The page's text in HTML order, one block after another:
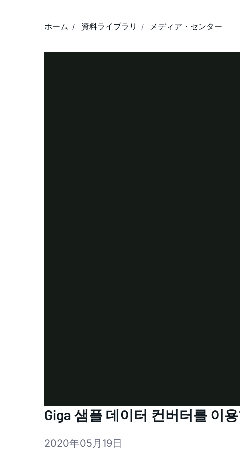
ホーム 資料ライブラリ メディア・センター
Giga 샘플 데이터 컨버터를 이
2020年05月19日